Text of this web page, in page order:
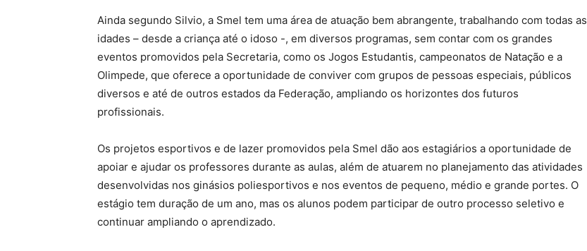
Ainda segundo Silvio, a Smel tem uma área de atuação bem abrangente, trabalhando com todas as
idades – desde a criança até o idoso -, em diversos programas, sem contar com os grandes
eventos promovidos pela Secretaria, como os Jogos Estudantis, campeonatos de Natação e a
Olimpede, que oferece a oportunidade de conviver com grupos de pessoas especiais, públicos
diversos e até de outros estados da Federação, ampliando os horizontes dos futuros
profissionais.
Os projetos esportivos e de lazer promovidos pela Smel dão aos estagiários a oportunidade de
apoiar e ajudar os professores durante as aulas, além de atuarem no planejamento das atividades
desenvolvidas nos ginásios poliesportivos e nos eventos de pequeno, médio e grande portes. O
estágio tem duração de um ano, mas os alunos podem participar de outro processo seletivo e
continuar ampliando o aprendizado.